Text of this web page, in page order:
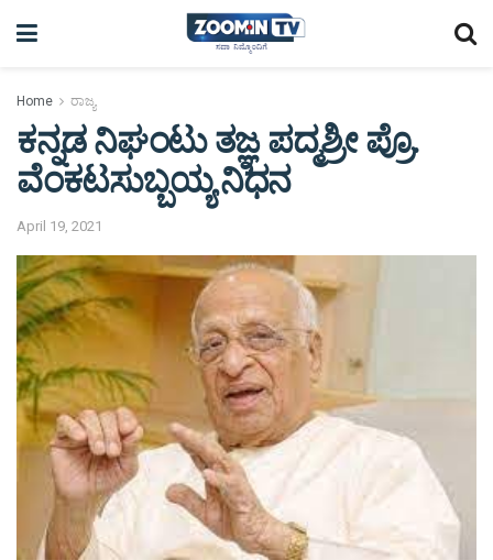
Home ರಾಜ್ಯ
ಕನ್ನಡ ನಿಘಂಟು ತಜ್ಞ ಪದ್ಮಶ್ರೀ ಪ್ರೊ.
ವೆಂಕಟಸುಬ್ಬಯ್ಯ ನಿಧನ
April 19, 2021